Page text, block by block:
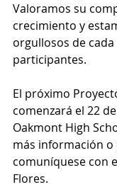
Valoramos su
crecimiento y
orgullosos de
participantes.
El próximo
comenzará el 22
Oakmont High
más información
comuníquese con
Flores.